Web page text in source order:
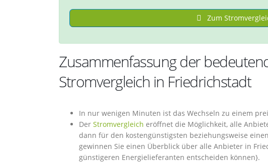
Zum
Zusammenfassung der
Stromvergleich in Friedrichstadt
In nur wenigen Minuten ist das Wechseln zu einem
Der Stromvergleich eröffnet die Möglichkeit, alle
dann für den kostengünstigsten beziehungsweise
gewinnen Sie einen Überblick über alle Anbieter in
günstigeren Energielieferanten entscheiden können}.